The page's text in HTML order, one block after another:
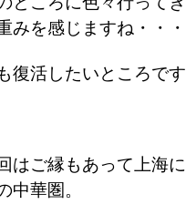
みを感じますね・・・
復活したいところです
はご縁もあって上海
中華圏。